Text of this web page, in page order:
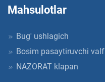
Mahsulotlar
Bug' ushlagich
Bosim pasaytiruvchi valf
NAZORAT klapan